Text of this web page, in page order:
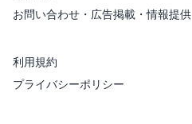
お問い合わせ・広告掲載・情報提供
利用規約
プライバシーポリシー